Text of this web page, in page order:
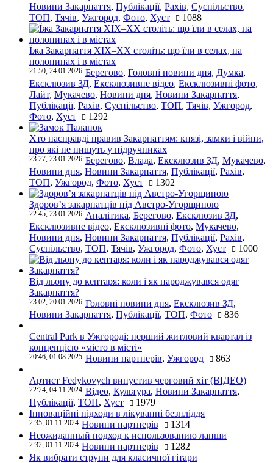
Новини Закарпаття, Публікації, Рахів, Суспільство,
ТОП, Тячів, Ужгород, Фото, Хуст 1088
Їжа Закарпаття ХІХ–ХХ століть: що їли в селах, на
полонинах і в містах
21:50, 24.01.2026 Берегово, Головні новини дня, Думка,
Ексклюзив ЗД, Ексклюзивне відео, Ексклюзивні фото,
Лайт, Мукачево, Новини дня, Новини Закарпаття,
Публікації, Рахів, Суспільство, ТОП, Тячів, Ужгород,
Фото, Хуст 1292
Хто насправді правив Закарпаттям: князі, замки і війни,
про які не пишуть у підручниках
23:27, 23.01.2026 Берегово, Влада, Ексклюзив ЗД, Мукачево,
Новини дня, Новини Закарпаття, Публікації, Рахів,
ТОП, Ужгород, Фото, Хуст 1302
Здоров’я закарпатців під Австро-Угорщиною
22:45, 23.01.2026 Аналітика, Берегово, Ексклюзив ЗД,
Ексклюзивне відео, Ексклюзивні фото, Мукачево,
Новини дня, Новини Закарпаття, Публікації, Рахів,
Суспільство, ТОП, Тячів, Ужгород, Фото, Хуст 1000
Від льону до кептаря: коли і як народжувався одяг
Закарпаття?
23:02, 20.01.2026 Головні новини дня, Ексклюзив ЗД,
Новини Закарпаття, Публікації, ТОП, Фото 836
Central Park в Ужгороді: перший житловий квартал із
концепцією «місто в місті»
20:46, 01.08.2025 Новини партнерів, Ужгород 863
Артист Fedykovych випустив черговий хіт (ВІДЕО)
22:24, 04.11.2024 Відео, Культура, Новини Закарпаття,
Публікації, ТОП, Хуст
1979
Інноваційні підходи в лікуванні безпліддя
2:35, 01.11.2024 Новини партнерів
1314
Неожиданный подход к использованию лапши
2:32, 01.11.2024 Новини партнерів
1282
Як вибрати струни для класичної гітари